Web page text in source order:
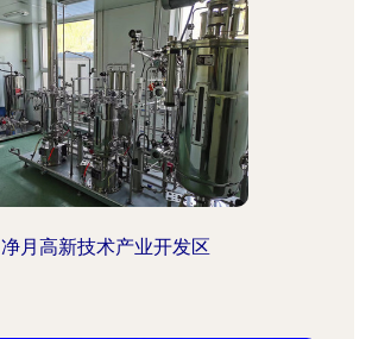
净月高新技术产业开发区